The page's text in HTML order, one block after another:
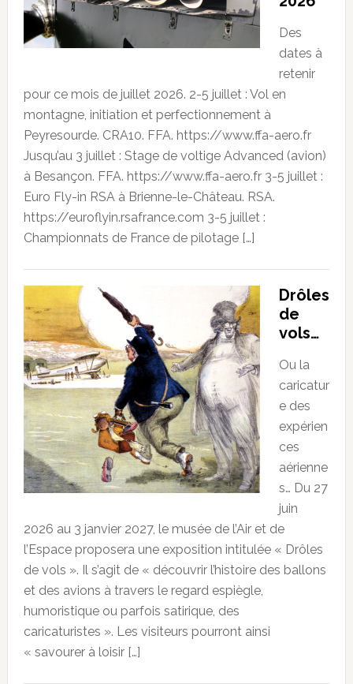
Des
dates à
retenir
pour ce mois de juillet 2026. 2-5 juillet : Vol en
montagne, initiation et perfectionnement à
Peyresourde. CRA10. FFA. https://www.ffa-aero.fr
Jusqu’au 3 juillet : Stage de voltige Advanced (avion)
à Besançon. FFA. https://www.ffa-aero.fr 3-5 juillet :
Euro Fly-in RSA à Brienne-le-Château. RSA.
https://euroflyin.rsafrance.com 3-5 juillet :
Championnats de France de pilotage […]
Drôles
de
vols…
Ou la
caricatur
e des
expérien
ces
aérienne
s… Du 27
juin
2026 au 3 janvier 2027, le musée de l’Air et de
l’Espace proposera une exposition intitulée « Drôles
de vols ». Il s’agit de « découvrir l’histoire des ballons
et des avions à travers le regard espiègle,
humoristique ou parfois satirique, des
caricaturistes ». Les visiteurs pourront ainsi
« savourer à loisir […]